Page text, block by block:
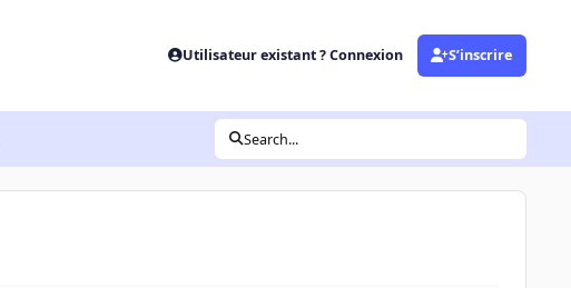
Utilisateur existant ? Connexion S’inscrire
Search...